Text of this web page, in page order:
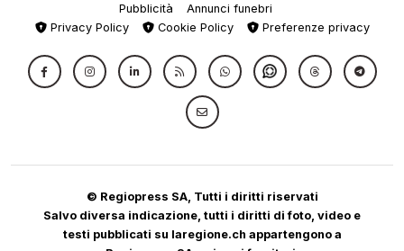
Pubblicità
Annunci funebri
Privacy Policy
Cookie Policy Preferenze privacy
© Regiopress SA, Tutti i diritti riservati
Salvo diversa indicazione, tutti i diritti di foto, video e
testi pubblicati su laregione.ch appartengono a